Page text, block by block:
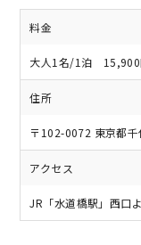
料金
大人1名/1泊 15,900
住所
〒102-0072 東京都
アクセス
JR「水道橋駅」西口